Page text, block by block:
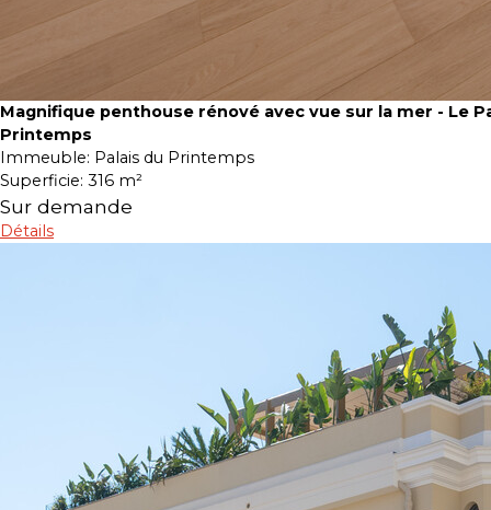
Magnifique penthouse rénové avec vue sur la mer - Le
Printemps
Immeuble: Palais du Printemps
Superficie: 316 m²
Sur demande
Détails